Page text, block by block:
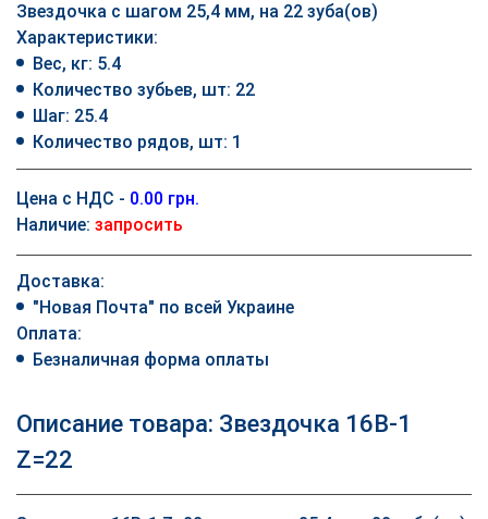
Звездочка с шагом 25,4 мм, на 22 зуба(ов)
Характеристики:
Вес, кг: 5.4
Количество зубьев, шт: 22
Шаг: 25.4
Количество рядов, шт: 1
Цена с НДС - 0.00 грн.
Наличие: запросить
Доставка:
"Новая Почта" по всей Украине
Оплата:
Безналичная форма оплаты
Описание товара: Звездочка 16B-1
Z=22